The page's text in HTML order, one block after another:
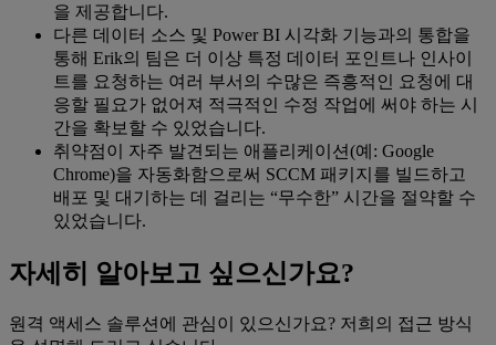
을 제공합니다.
다른 데이터 소스 및 Power BI 시각화 기능과의 통합을
통해 Erik의 팀은 더 이상 특정 데이터 포인트나 인사이
트를 요청하는 여러 부서의 수많은 즉흥적인 요청에 대
응할 필요가 없어져 적극적인 수정 작업에 써야 하는 시
간을 확보할 수 있었습니다.
취약점이 자주 발견되는 애플리케이션(예: Google
Chrome)을 자동화함으로써 SCCM 패키지를 빌드하고
배포 및 대기하는 데 걸리는 “무수한” 시간을 절약할 수
있었습니다.
자세히 알아보고 싶으신가요?
원격 액세스 솔루션에 관심이 있으신가요? 저희의 접근 방식